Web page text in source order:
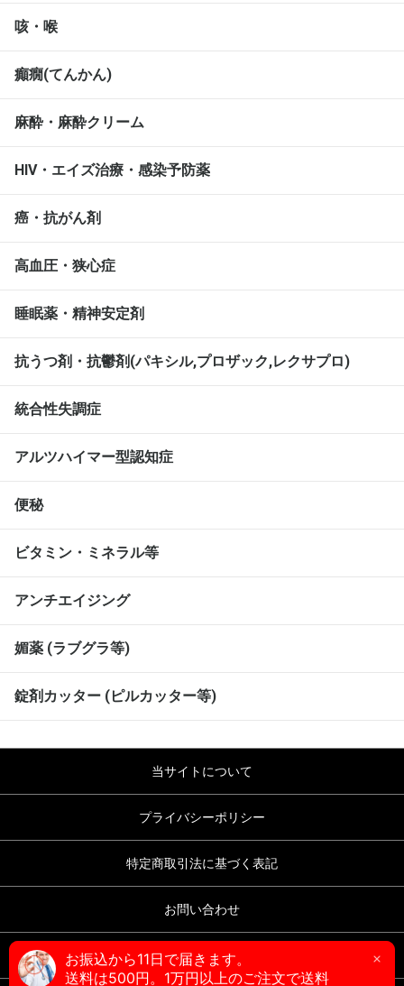
咳・喉
癲癇(てんかん)
麻酔・麻酔クリーム
HIV・エイズ治療・感染予防薬
癌・抗がん剤
高血圧・狭心症
睡眠薬・精神安定剤
抗うつ剤・抗鬱剤(パキシル,プロザック,レクサプロ)
統合性失調症
アルツハイマー型認知症
便秘
ビタミン・ミネラル等
アンチエイジング
媚薬 (ラブグラ等)
錠剤カッター (ピルカッター等)
当サイトについて
プライバシーポリシー
特定商取引法に基づく表記
お問い合わせ
ブログ